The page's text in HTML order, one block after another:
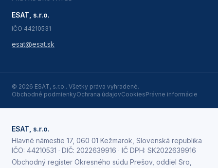
ESAT, s.r.o.
IČO 44210531
esat@esat.sk
© 2026 ESAT, s.r.o.. Všetky práva vyhradené.
Obchodné podmienkyOchrana údajovCookiesPrávne informácie
ESAT, s.r.o.
Hlavné námestie 17, 060 01 Kežmarok, Slovenská republika
IČO: 44210531 · DIČ: 2022639916 · IČ DPH: SK2022639916
Obchodný register Okresného súdu Prešov, oddiel Sro,